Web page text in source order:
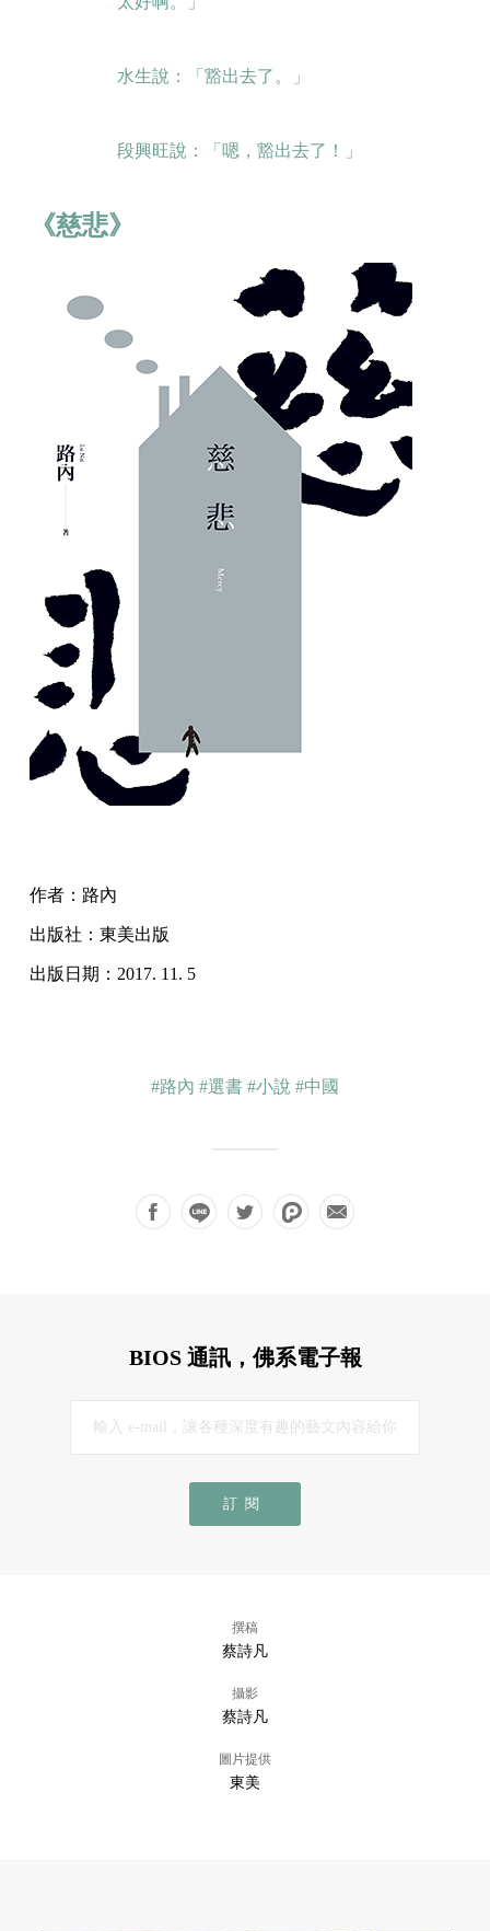
水生說：「豁出去了。」
段興旺說：「嗯，豁出去了！」
《慈悲》
作者：路內
出版社：東美出版
出版日期：2017. 11. 5
#路內 #選書 #小說 #中國
BIOS 通訊，佛系電子報
訂閱
撰稿
蔡詩凡
攝影
蔡詩凡
圖片提供
東美